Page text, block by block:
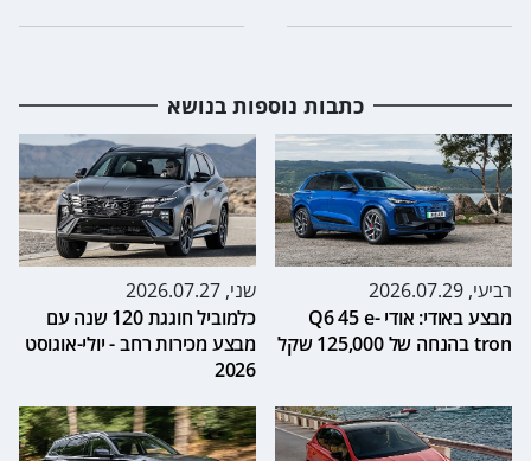
כתבות נוספות בנושא
רביעי, 2026.07.29
מבצע באודי: אודי Q6 45 e-
tron בהנחה של 125,000 שקל
שני, 2026.07.27
כלמוביל חוגגת 120 שנה עם
מבצע מכירות רחב - יולי-אוגוסט
2026